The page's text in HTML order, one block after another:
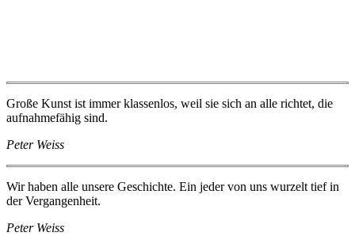
Große Kunst ist immer klassenlos, weil sie sich an alle richtet, die
aufnahmefähig sind.
Peter Weiss
Wir haben alle unsere Geschichte. Ein jeder von uns wurzelt tief in
der Vergangenheit.
Peter Weiss